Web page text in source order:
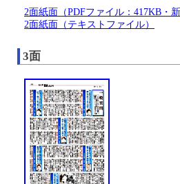
2面紙面（PDFファイル：417KB・
2面紙面（テキストファイル）
3面